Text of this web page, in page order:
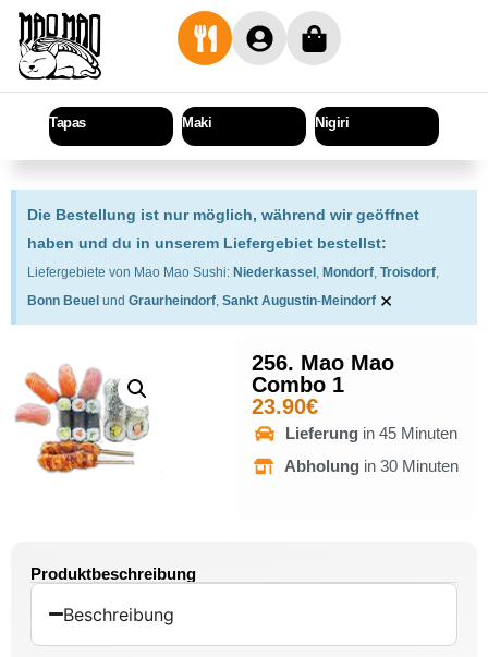
Tapas Maki Nigiri
Die Bestellung ist nur möglich, während wir geöffnet
haben und du in unserem Liefergebiet bestellst:
Liefergebiete von Mao Mao Sushi: Niederkassel , Mondorf, Troisdorf,
Bonn Beuel und Graurheindorf, Sankt Augustin-Meindorf ×
256. Mao Mao
Combo 1
23.90€
Lieferung in 45 Minuten
Abholung in 30 Minuten
Produktbeschreibung
Beschreibung